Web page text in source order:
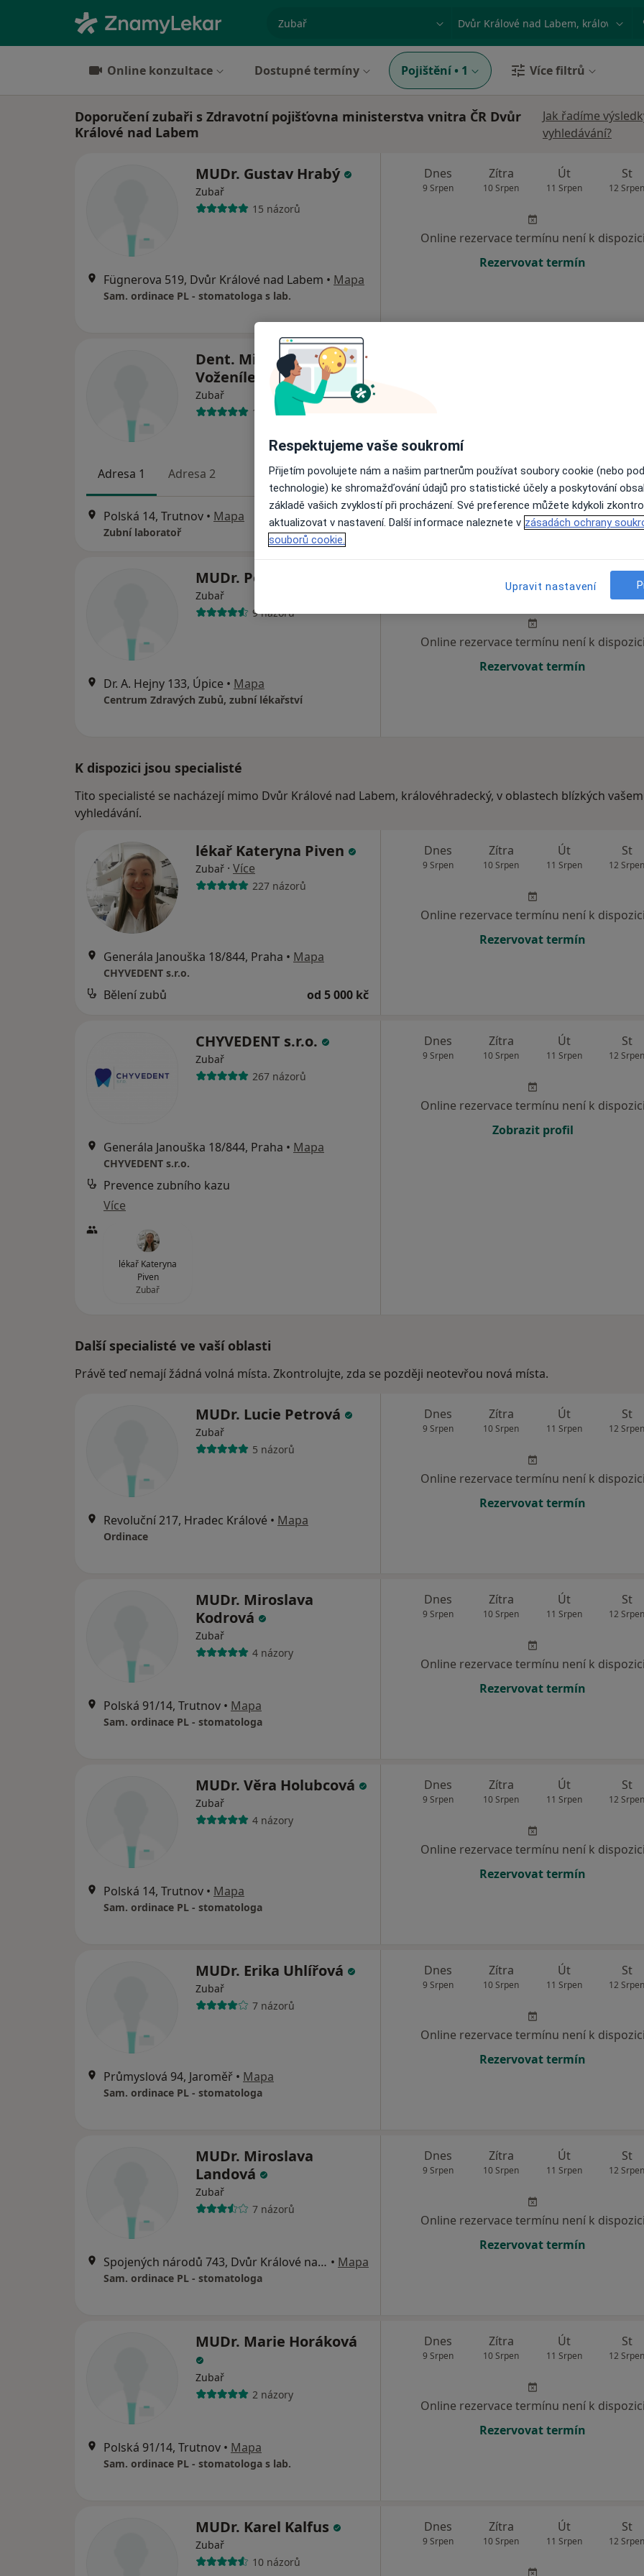
specializace, nemoc nebo příjmení Město nebo region
Online konzultace Dostupné termíny Pojištění • 1 Více filtrů
Doporučení zubaři s Zdravotní pojišťovna ministerstva vnitra ČR Dvůr
Králové nad Labem
Jak řadíme
vyhledávání?
MUDr. Gustav Hrabý
Zubař
15 názorů
Fügnerova 519, Dvůr Králové nad Labem • Mapa
Sam. ordinace PL - stomatologa s lab.
Dnes
9 Srpen
Zítra
10 Srpen
Út
11 Srpen
St
12 Srpen
Online rezervace termínu není k dispozici
Rezervovat termín
Dent. Miroslav
Voženílek
Zubař
14 názorů
Adresa 1 Adresa 2
Polská 14, Trutnov • Mapa
Zubní laboratoř
MUDr. Petr Bednář
Zubař
9 názorů
Dr. A. Hejny 133, Úpice • Mapa
Centrum Zdravých Zubů, zubní lékařství
10 Srpen 11 Srpen 12 Srpen
Online rezervace termínu není k dispozici
Rezervovat termín
K dispozici jsou specialisté
Tito specialisté se nacházejí mimo Dvůr Králové nad Labem, královéhradecký, v oblastech blízkých
vyhledávání.
lékař Kateryna Piven
Zubař · Více
227 názorů
Generála Janouška 18/844, Praha • Mapa
CHYVEDENT s.r.o.
Bělení zubů od 5 000 kč
Dnes
9 Srpen
Zítra
10 Srpen
Út
11 Srpen
St
12 Srpen
Online rezervace termínu není k dispozici
Rezervovat termín
CHYVEDENT s.r.o.
Zubař
267 názorů
Generála Janouška 18/844, Praha • Mapa
CHYVEDENT s.r.o.
Prevence zubního kazu
Více
lékař Kateryna
Piven
Zubař
Dnes
9 Srpen
Zítra
10 Srpen
Út
11 Srpen
St
12 Srpen
Online rezervace termínu není k dispozici
Zobrazit profil
Další specialisté ve vaší oblasti
Právě teď nemají žádná volná místa. Zkontrolujte, zda se později neotevřou nová místa.
MUDr. Lucie Petrová
Zubař
5 názorů
Revoluční 217, Hradec Králové • Mapa
Ordinace
Dnes
9 Srpen
Zítra
10 Srpen
Út
11 Srpen
St
12 Srpen
Online rezervace termínu není k dispozici
Rezervovat termín
MUDr. Miroslava
Kodrová
Zubař
4 názory
Polská 91/14, Trutnov • Mapa
Sam. ordinace PL - stomatologa
Dnes
9 Srpen
Zítra
10 Srpen
Út
11 Srpen
St
12 Srpen
Online rezervace termínu není k dispozici
Rezervovat termín
MUDr. Věra Holubcová
Zubař
4 názory
Polská 14, Trutnov • Mapa
Sam. ordinace PL - stomatologa
Dnes
9 Srpen
Zítra
10 Srpen
Út
11 Srpen
St
12 Srpen
Online rezervace termínu není k dispozici
Rezervovat termín
MUDr. Erika Uhlířová
Zubař
7 názorů
Průmyslová 94, Jaroměř • Mapa
Sam. ordinace PL - stomatologa
Dnes
9 Srpen
Zítra
10 Srpen
Út
11 Srpen
St
12 Srpen
Online rezervace termínu není k dispozici
Rezervovat termín
MUDr. Miroslava
Landová
Zubař
7 názorů
Spojených národů 743, Dvůr Králové nad Labem • Mapa
Sam. ordinace PL - stomatologa
Dnes
9 Srpen
Zítra
10 Srpen
Út
11 Srpen
St
12 Srpen
Online rezervace termínu není k dispozici
Rezervovat termín
MUDr. Marie Horáková
Zubař
2 názory
Polská 91/14, Trutnov • Mapa
Sam. ordinace PL - stomatologa s lab.
Dnes
9 Srpen
Zítra
10 Srpen
Út
11 Srpen
St
12 Srpen
Online rezervace termínu není k dispozici
Rezervovat termín
MUDr. Karel Kalfus
Zubař
10 názorů
Dnes
9 Srpen
Zítra
10 Srpen
Út
11 Srpen
St
12 Srpen
Respektujeme vaše soukromí
Přijetím povolujete nám a našim partnerům používat soubory cookie (nebo
technologie) ke shromažďování údajů pro statistické účely a poskytování
základě vašich zvyklostí při procházení. Své preference můžete kdykoli
aktualizovat v nastavení. Další informace naleznete v zásadách ochrany
souborů cookie.
Upravit nastavení